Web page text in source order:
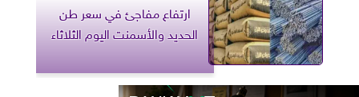
ارتفاع مفاجئ في سعر طن
الحديد والأسمنت اليوم الثلاثاء